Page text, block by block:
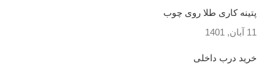
پتینه کاری طلا روی چوب
11 آبان, 1401
خرید درب داخلی